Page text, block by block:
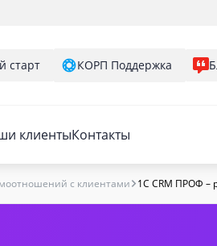
старт КОРП Поддержка
клиентыКонтакты
с клиентами 1C CRM ПРОФ –